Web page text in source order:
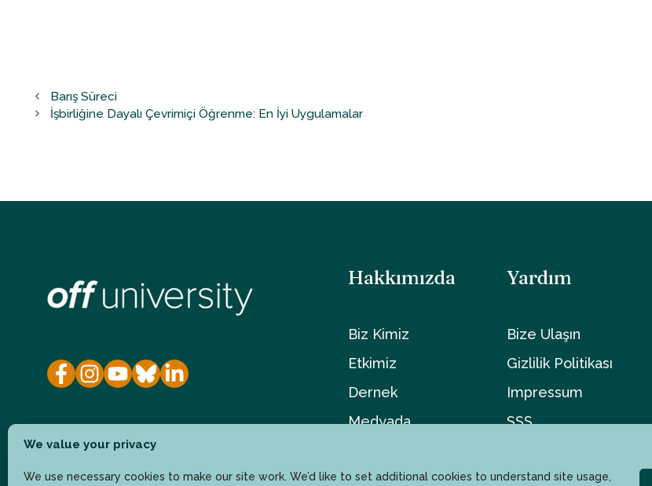
We value your privacy
We use necessary cookies to make our site work. We’d like to set additional cookies to understand site usage,
Barış Süreci
İşbirliğine Dayalı Çevrimiçi Öğrenme: En İyi Uygulamalar
Hakkımızda
Biz Kimiz
Etkimiz
Dernek
Medyada
Yardım
Bize Ulaşın
Gizlilik Politikası
Impressum
SSS